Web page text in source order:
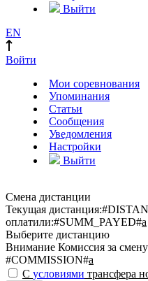
Выйти
EN
Войти
Мои соревнования
Упоминания
Статьи
Сообщения
Уведомления
Настройки
Выйти
Смена дистанции
Текущая дистанция:
оплатили:#SUMM_PAYED#a
Выберите дистанцию
Внимание Комиссия за
#COMMISSION#a
С условиями трансфера